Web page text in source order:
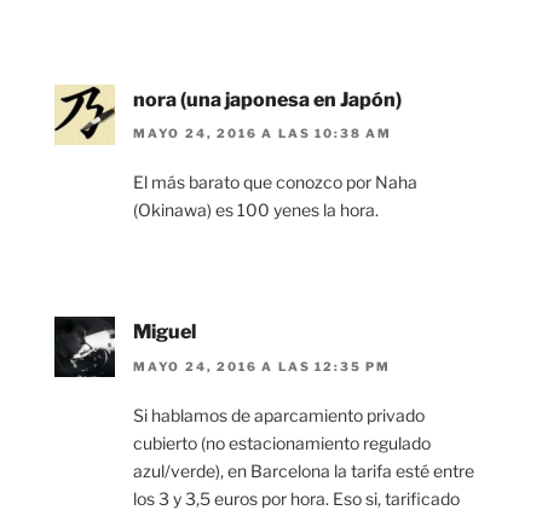
nora (una japonesa en Japón)
MAYO 24, 2016 A LAS 10:38 AM
El más barato que conozco por Naha
(Okinawa) es 100 yenes la hora.
Miguel
MAYO 24, 2016 A LAS 12:35 PM
Si hablamos de aparcamiento privado
cubierto (no estacionamiento regulado
azul/verde), en Barcelona la tarifa esté entre
los 3 y 3,5 euros por hora. Eso si, tarificado